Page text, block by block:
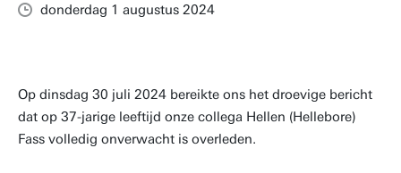
donderdag 1 augustus 2024
Op dinsdag 30 juli 2024 bereikte ons het droevige bericht
dat op 37-jarige leeftijd onze collega Hellen (Hellebore)
Fass volledig onverwacht is overleden.